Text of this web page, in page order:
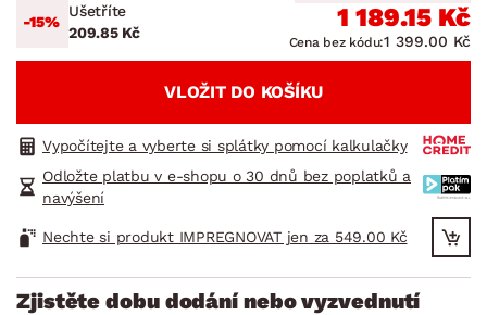
-15%
Ušetříte
209.85 Kč
1 189.15 Kč
Cena bez kódu:1 399.00 Kč
VLOŽIT DO KOŠÍKU
Vypočítejte a vyberte si splátky pomocí kalkulačky
Odložte platbu v e-shopu o 30 dnů bez poplatků a
navýšení
Nechte si produkt IMPREGNOVAT jen za 549.00 Kč
Zjistěte dobu dodání nebo vyzvednutí